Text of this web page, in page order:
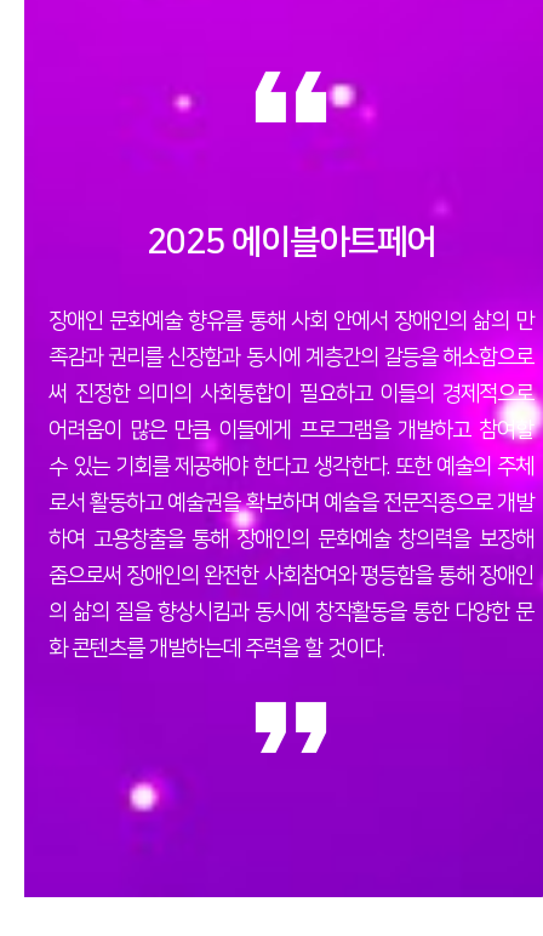
format_quote
2025 에이블아트페어
장애인 문화예술 향유를 통해 사회 안에서 장애인의 삶의 만
족감과 권리를 신장함과 동시에 계층간의 갈등을 해소함으로
써 진정한 의미의 사회통합이 필요하고 이들의 경제적으로
어려움이 많은 만큼 이들에게 프로그램을 개발하고 참여할
수 있는 기회를 제공해야 한다고 생각한다.또한 예술의 주체
로서 활동하고 예술권을 확보하며 예술을 전문직종으로 개발
하여 고용창출을 통해 장애인의 문화예술 창의력을 보장해
줌으로써 장애인의 완전한 사회참여와 평등함을 통해 장애인
의 삶의 질을 향상시킴과 동시에 창작활동을 통한 다양한 문
화 콘텐츠를 개발하는데 주력을 할 것이다.
format_quote